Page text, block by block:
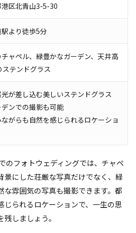
区北青山3-5-30
より徒歩5分
ャペル、緑豊かなガーデン、天井高
テンドグラス
光が差し込む美しいステンドグラス
デンでの撮影も可能
ながらも自然を感じられるロケーショ
のフォトウェディングでは、チャペ
景にした荘厳な写真だけでなく、緑
な雰囲気の写真も撮影できます。都
じられるロケーションで、一生の思
しましょう。